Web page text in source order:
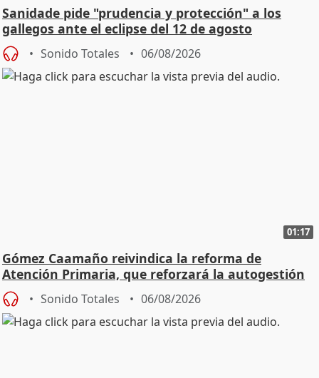
Sanidade pide "prudencia y protección" a los
gallegos ante el eclipse del 12 de agosto
Sonido Totales 06/08/2026
01:17
Gómez Caamaño reivindica la reforma de
Atención Primaria, que reforzará la autogestión
Sonido Totales 06/08/2026